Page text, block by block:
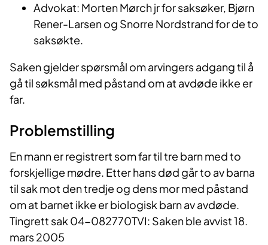
Advokat: Morten Mørch jr for saksøker, Bjørn
Rener-Larsen og Snorre Nordstrand for de to
saksøkte.
Saken gjelder spørsmål om arvingers adgang til å
gå til søksmål med påstand om at avdøde ikke er
far.
Problemstilling
En mann er registrert som far til tre barn med to
forskjellige mødre. Etter hans død går to av barna
til sak mot den tredje og dens mor med påstand
om at barnet ikke er biologisk barn av avdøde.
Tingrett sak 04-082770TVI: Saken ble avvist 18.
mars 2005